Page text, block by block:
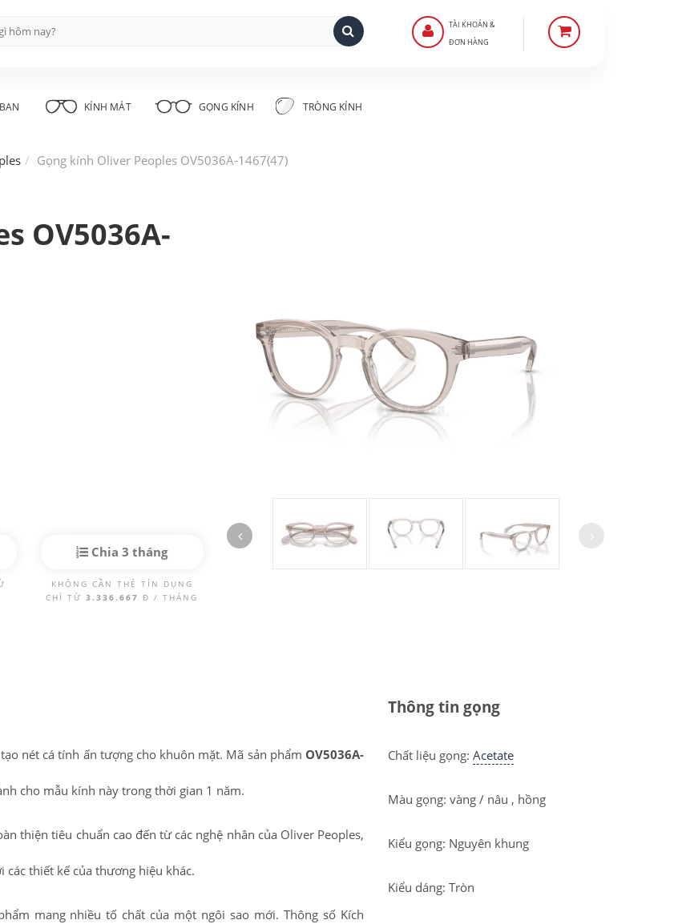
TÀI KHOẢN &
ĐƠN HÀNG
KÍNH MÁT GỌNG KÍNH TRÒNG KÍNH
Gọng kính Oliver Peoples OV5036A-1467(47)
OV5036A-
Chia 3 tháng
KHÔNG CẦN THẺ TÍN DỤNG
CHỈ TỪ3.336.667Đ / THÁNG
nét cá tính ấn tượng cho khuôn mặt. Mã sản phẩm OV5036A-
cho mẫu kính này trong thời gian 1 năm.
thiện tiêu chuẩn cao đến từ các nghệ nhân của Oliver Peoples,
thiết kế của thương hiệu khác.
mang nhiều tố chất của một ngôi sao mới. Thông số Kích
Thông tin gọng
Chất liệu gọng: Acetate
Màu gọng: vàng / nâu , hồng
Kiểu gọng: Nguyên khung
Kiểu dáng: Tròn